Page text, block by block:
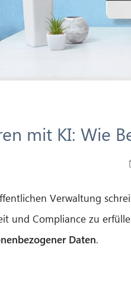
mit KI: Wie
Verwaltung
und Compliance zu
Daten.